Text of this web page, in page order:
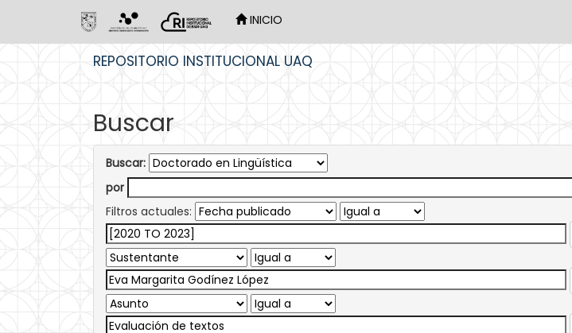
INICIO
REPOSITORIO INSTITUCIONAL UAQ
Buscar
Buscar:
por
Filtros actuales: